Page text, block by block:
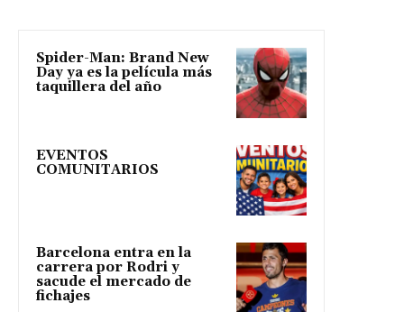
Spider-Man: Brand New
Day ya es la película más
taquillera del año
EVENTOS
COMUNITARIOS
Barcelona entra en la
carrera por Rodri y
sacude el mercado de
fichajes